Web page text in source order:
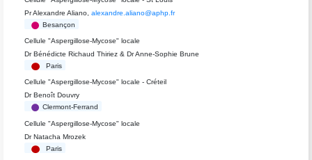
Pr Alexandre Aliano, alexandre.aliano@aphp.fr
Besançon
Cellule "Aspergillose-Mycose" locale
Dr Bénédicte Richaud Thiriez & Dr Anne-Sophie Brune
Paris
Cellule "Aspergillose-Mycose" locale - Créteil
Dr Benoît Douvry
Clermont-Ferrand
Cellule "Aspergillose-Mycose" locale
Dr Natacha Mrozek
Paris